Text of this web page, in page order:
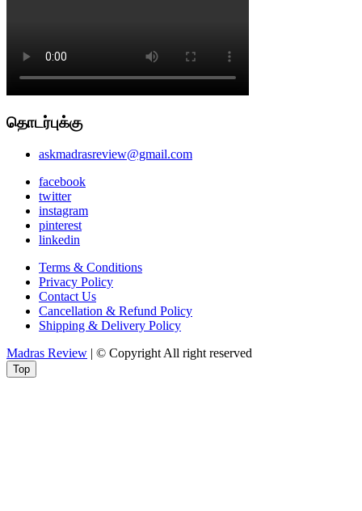
தொடர்புக்கு
askmadrasreview@gmail.com
facebook
twitter
instagram
pinterest
linkedin
Terms & Conditions
Privacy Policy
Contact Us
Cancellation & Refund Policy
Shipping & Delivery Policy
Madras Review | © Copyright All right reserved
Top